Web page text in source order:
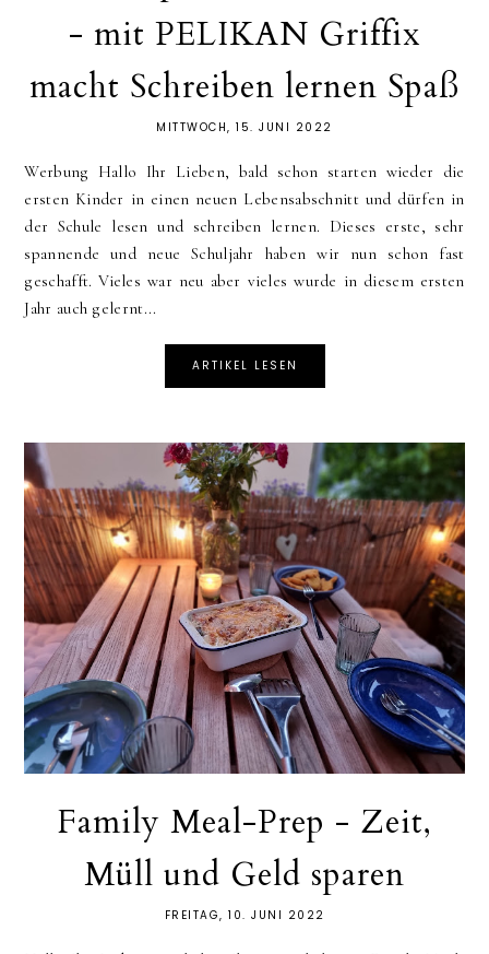
- mit PELIKAN Griffix
macht Schreiben lernen Spaß
MITTWOCH, 15. JUNI 2022
Werbung Hallo Ihr Lieben, bald schon starten wieder die
ersten Kinder in einen neuen Lebensabschnitt und dürfen in
der Schule lesen und schreiben lernen. Dieses erste, sehr
spannende und neue Schuljahr haben wir nun schon fast
geschafft. Vieles war neu aber vieles wurde in diesem ersten
Jahr auch gelernt...
ARTIKEL LESEN
Family Meal-Prep - Zeit,
Müll und Geld sparen
FREITAG, 10. JUNI 2022